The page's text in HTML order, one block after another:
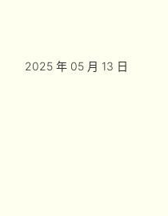
2025 年 05 月 13 日